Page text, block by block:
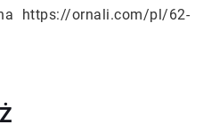
https://ornali.com/pl/62-